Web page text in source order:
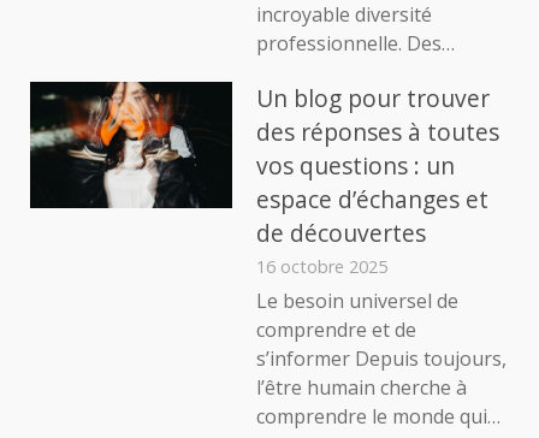
incroyable diversité
professionnelle. Des…
Un blog pour trouver
des réponses à toutes
vos questions : un
espace d’échanges et
de découvertes
16 octobre 2025
Le besoin universel de
comprendre et de
s’informer Depuis toujours,
l’être humain cherche à
comprendre le monde qui…